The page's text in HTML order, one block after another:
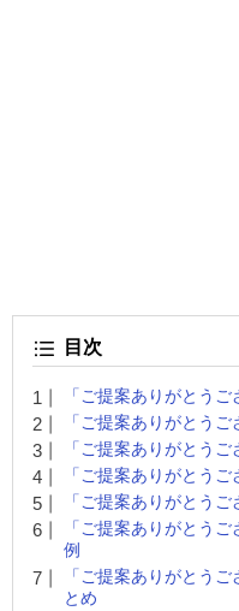
目次
「ご提案ありがとう
「ご提案ありがとう
「ご提案ありがとう
「ご提案ありがとう
「ご提案ありがとう
「ご提案ありがとう
例
「ご提案ありがとう
とめ